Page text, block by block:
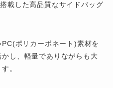
載した高品質なサイドバッグ
ポリカーボネート)素材を
し、軽量でありながらも大
。